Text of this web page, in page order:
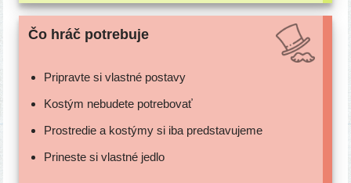
Čo hráč potrebuje
Pripravte si vlast­né postavy
Kostým nebu­de­te potrebovať
Prostredie a kos­tý­my si iba predstavujeme
Prineste si vlast­né jedlo